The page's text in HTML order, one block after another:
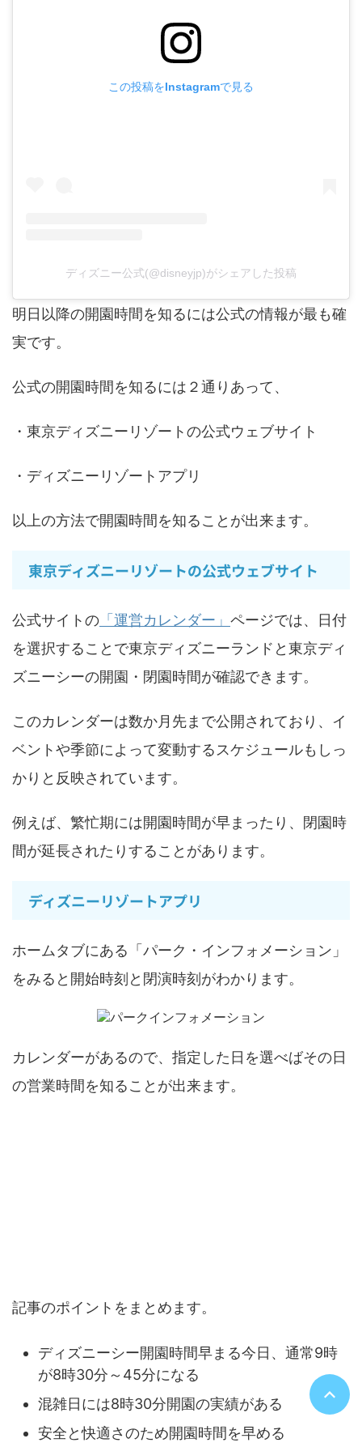
この投稿をInstagramで見る
ディズニー公式(@disneyjp)がシェアした投稿
明日以降の開園時間を知るには公式の情報が最も確
実です。
公式の開園時間を知るには２通りあって、
・東京ディズニーリゾートの公式ウェブサイト
・ディズニーリゾートアプリ
以上の方法で開園時間を知ることが出来ます。
東京ディズニーリゾートの公式ウェブサイト
公式サイトの 「運営カレンダー」 ページでは、日付
を選択することで東京ディズニーランドと東京ディ
ズニーシーの開園・閉園時間が確認できます。
このカレンダーは数か月先まで公開されており、イ
ベントや季節によって変動するスケジュールもしっ
かりと反映されています。
例えば、繁忙期には開園時間が早まったり、閉園時
間が延長されたりすることがあります。
ディズニーリゾートアプリ
ホームタブにある「パーク・インフォメーション」
をみると開始時刻と閉演時刻がわかります。
カレンダーがあるので、指定した日を選べばその日
の営業時間を知ることが出来ます。
記事のポイントをまとめます。
ディズニーシー開園時間早まる今日、通常9時
が8時30分～45分になる
混雑日には8時30分開園の実績がある
安全と快適さのため開園時間を早める